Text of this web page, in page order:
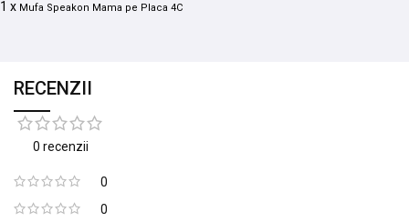
1 x Mufa Speakon Mama pe Placa 4C
RECENZII
0 recenzii
0
0